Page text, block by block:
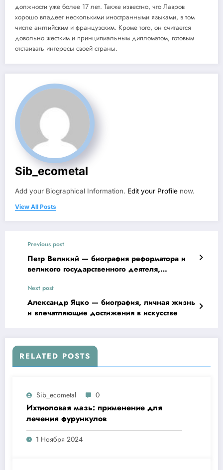
должности уже более 17 лет. Также известно, что Лавров
хорошо владеет несколькими иностранными языками, в том
числе английским и французским. Кроме того, он считается
довольно жестким и принципиальным дипломатом, готовым
отстаивать интересы своей страны.
Sib_ecometal
Add your Biographical Information. Edit your Profile now.
View All Posts
Previous post
Петр Великий — биография реформатора и
великого государственного деятеля,
достижений
Next post
Александр Яцко — биография, личная жизнь
и впечатляющие достижения в искусстве
RELATED POSTS
Sib_ecometal 0
Ихтиоловая мазь: применение для
лечения фурункулов
1 Ноября 2024